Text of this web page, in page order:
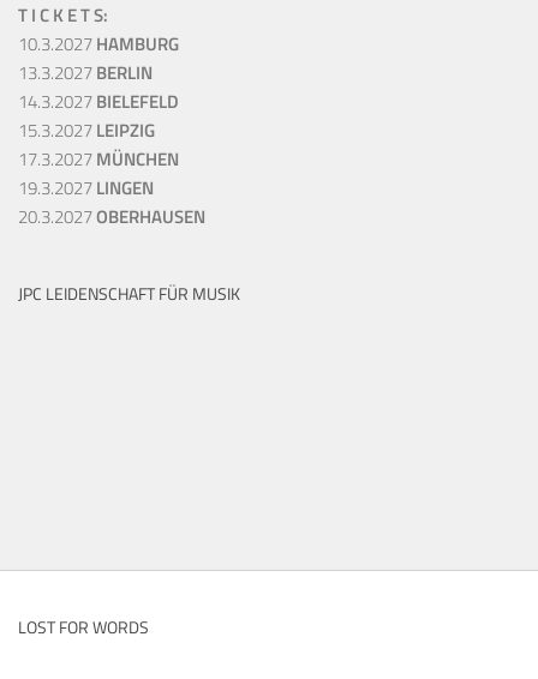
T I C K E T S:
10.3.2027HAMBURG
13.3.2027BERLIN
14.3.2027BIELEFELD
15.3.2027LEIPZIG
17.3.2027MÜNCHEN
19.3.2027LINGEN
20.3.2027OBERHAUSEN
JPC LEIDENSCHAFT FÜR MUSIK
LOST FOR WORDS